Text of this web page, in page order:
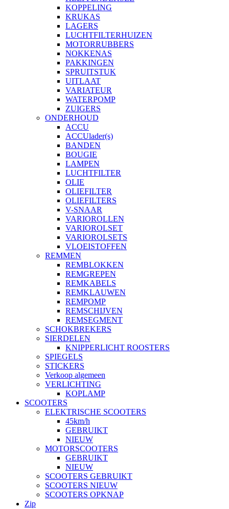
KOPPELING
KRUKAS
LAGERS
LUCHTFILTERHUIZEN
MOTORRUBBERS
NOKKENAS
PAKKINGEN
SPRUITSTUK
UITLAAT
VARIATEUR
WATERPOMP
ZUIGERS
ONDERHOUD
ACCU
ACCUlader(s)
BANDEN
BOUGIE
LAMPEN
LUCHTFILTER
OLIE
OLIEFILTER
OLIEFILTERS
V-SNAAR
VARIOROLLEN
VARIOROLSET
VARIOROLSETS
VLOEISTOFFEN
REMMEN
REMBLOKKEN
REMGREPEN
REMKABELS
REMKLAUWEN
REMPOMP
REMSCHIJVEN
REMSEGMENT
SCHOKBREKERS
SIERDELEN
KNIPPERLICHT ROOSTERS
SPIEGELS
STICKERS
Verkoop algemeen
VERLICHTING
KOPLAMP
SCOOTERS
ELEKTRISCHE SCOOTERS
45km/h
GEBRUIKT
NIEUW
MOTORSCOOTERS
GEBRUIKT
NIEUW
SCOOTERS GEBRUIKT
SCOOTERS NIEUW
SCOOTERS OPKNAP
Zip